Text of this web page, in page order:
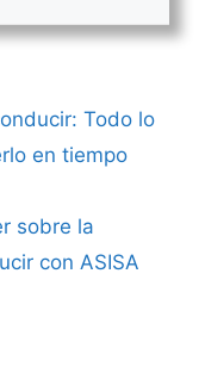
Todo lo
en tiempo
sobre la
con ASISA